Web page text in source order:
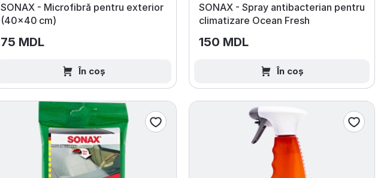
SONAX - Microfibră pentru exterior
(40×40 cm)
75 MDL
În coș
SONAX - Spray antibacterian pentru
climatizare Ocean Fresh
150 MDL
În coș